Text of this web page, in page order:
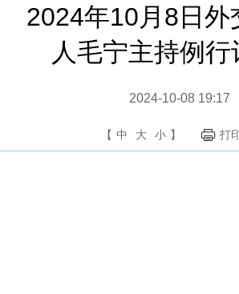
2024年10月8日外
人毛宁主持例行
2024-10-08 19:17
【 中 大 小 】 打